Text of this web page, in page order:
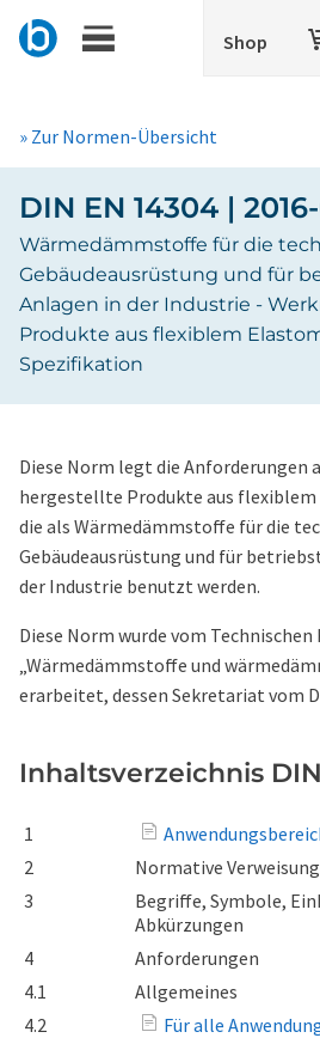
Shop
» Zur Normen-Übersicht
DIN EN 14304 |
Wärmedämmstoffe für die
Gebäudeausrüstung und für
Anlagen in der Industrie -
Produkte aus flexiblem
Spezifikation
Diese Norm legt die Anforderungen
hergestellte Produkte aus
die als Wärmedämmstoffe für die
Gebäudeausrüstung und für
der Industrie benutzt werden.
Diese Norm wurde vom Technischen
„Wärmedämmstoffe und
erarbeitet, dessen Sekretariat vom
Inhaltsverzeichnis
1
2
Normative
3
Begriffe, Symbole,
Abkürzungen
4
Anforderungen
4.1
Allgemeines
4.2
Für alle